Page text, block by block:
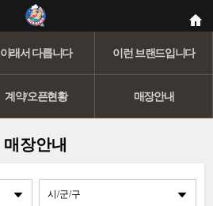
이래서 다릅니다 이런 브랜드입니다
계약/오픈현황 매장안내
매장안내